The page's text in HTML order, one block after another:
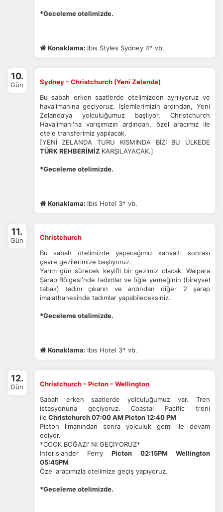
kullanıcıların nerede zorluk yaşadığını anlamamıza
Pazarlama Çerezleri
kullanılır. Kapatırsanız reklamları görmeye devam
edersiniz, ancak daha az alakalı olabilirler.
*Geceleme otelimizde.
Konaklama: Ibıs Styles Sydney 4* vb.
10.
Gün
Sydney – Christchurch (Yeni Zelanda)
Bu sabah erken saatlerde otelimizden ayrılıyoruz ve
havalimanına geçiyoruz. İşlemlerimizin ardından, Yeni
Zelanda’ya yolculuğumuz başlıyor. Christchurch
Havalimanı'na varışımızın ardından, özel aracımız ile
otele transferimiz yapılacak.
[YENİ ZELANDA TURU KISMINDA BİZİ BU ÜLKEDE
TÜRK REHBERİMİZ KARŞILAYACAK.]
*Geceleme otelimizde.
Konaklama: Ibıs Hotel 3* vb.
11.
Gün
Christchurch
Bu sabah otelimizde yapacağımız kahvaltı sonrası
çevre gezilerimize başlıyoruz.
Yarım gün sürecek keyifli bir gezimiz olacak. Waipara
Şarap Bölgesi'nde tadımlar ve öğle yemeğinin (bireysel
tabak) tadını çıkarın ve ardından diğer 2 şarap
imalathanesinde tadımlar yapabileceksiniz.
*Geceleme otelimizde.
Konaklama: Ibıs Hotel 3* vb.
12.
Gün
Christchurch – Picton – Wellington
Sabah erken saatlerde yolculuğumuz var. Tren
istasyonuna geçiyoruz.Coastal Pacific treni
ile Christchurch 07:00 AM Picton 12:40 PM
Picton limanından sonra yolculuk gemi ile devam
ediyor.
*COOK BOĞAZI' NI GEÇİYORUZ*
Interislander FerryPicton 02:15PM Wellington
05:45PM
Özel aracımızla otelimize geçiş yapıyoruz.
*Geceleme otelimizde.